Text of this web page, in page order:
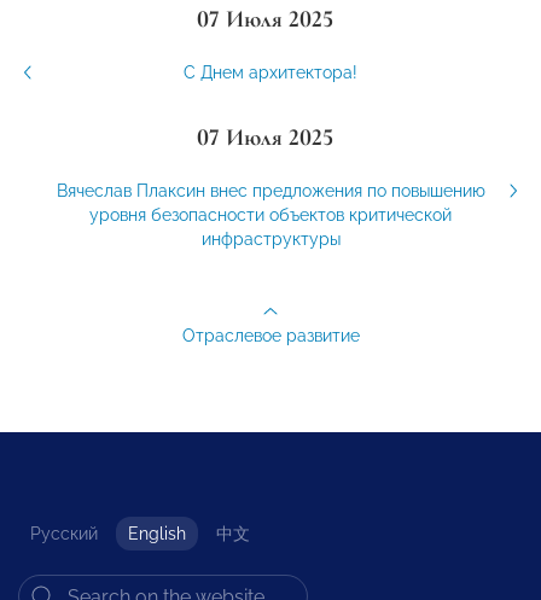
07 Июля 2025
С Днем архитектора!
07 Июля 2025
Вячеслав Плаксин внес предложения по повышению
уровня безопасности объектов критической
инфраструктуры
Отраслевое развитие
Русский English 中文